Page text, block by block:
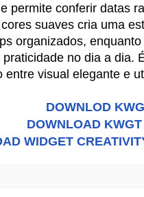
permite conferir datas
suaves cria uma
organizados,
no dia a dia.
entre visual elegante e
DOWNLOD
DOWNLOAD
WIDGET